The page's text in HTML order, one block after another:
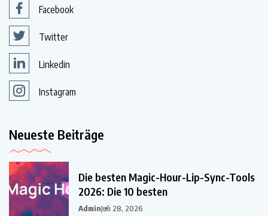
Facebook
Twitter
Linkedin
Instagram
Neueste Beiträge
Die besten Magic-Hour-Lip-Sync-Tools
2026: Die 10 besten
AdminJuli 28, 2026